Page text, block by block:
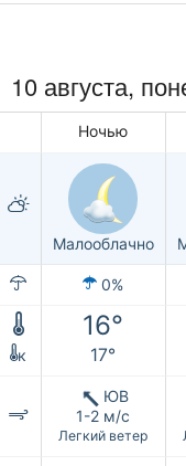
10 августа,
Ночью
Малооблачно
0%
16°
к 17°
ЮВ
1-2 м/с
Легкий ветер